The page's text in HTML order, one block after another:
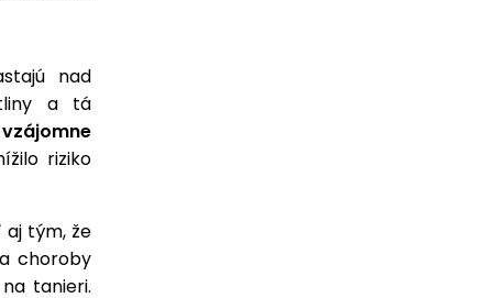
nad
a tá
riziko
tým, že
choroby
tanieri.